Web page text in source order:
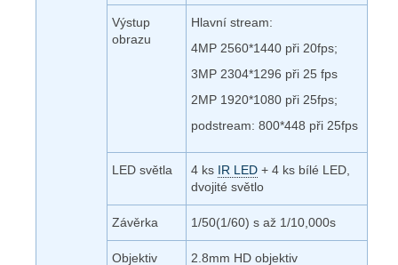
Výstup
obrazu
Hlavní stream:
4MP 2560*1440 při 20fps;
3MP 2304*1296 při 25 fps
2MP 1920*1080 při 25fps;
podstream: 800*448 při 25fps
LED světla 4 ks IR LED + 4 ks bílé LED,
dvojité světlo
Závěrka 1/50(1/60) s až 1/10,000s
Objektiv 2.8mm HD objektiv